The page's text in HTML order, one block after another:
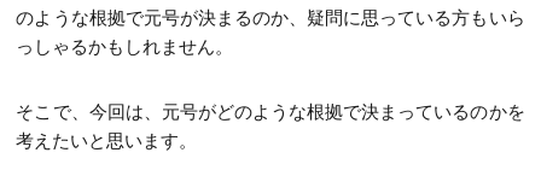
のような根拠で元号が決まるのか、疑問に思っている方もいら
っしゃるかもしれません。
そこで、今回は、元号がどのような根拠で決まっているのかを
考えたいと思います。